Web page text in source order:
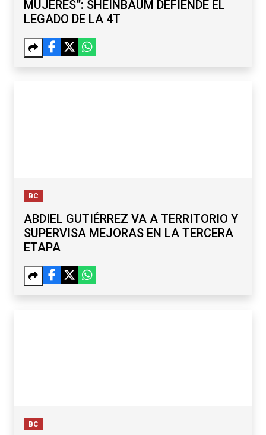
MUJERES”: SHEINBAUM DEFIENDE EL
LEGADO DE LA 4T
BC
ABDIEL GUTIÉRREZ VA A TERRITORIO Y
SUPERVISA MEJORAS EN LA TERCERA
ETAPA
BC